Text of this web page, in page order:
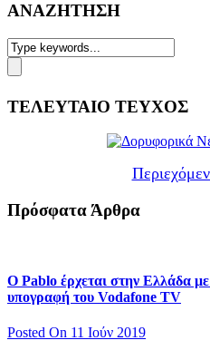
ΑΝΑΖΗΤΗΣΗ
ΤΕΛΕΥΤΑΙΟ ΤΕΥΧΟΣ
Πρόσφατα Άρθρα
Ο Pablo έρχεται στην Ελλάδα
υπογραφή του Vodafone TV
Posted On 11 Ιούν 2019